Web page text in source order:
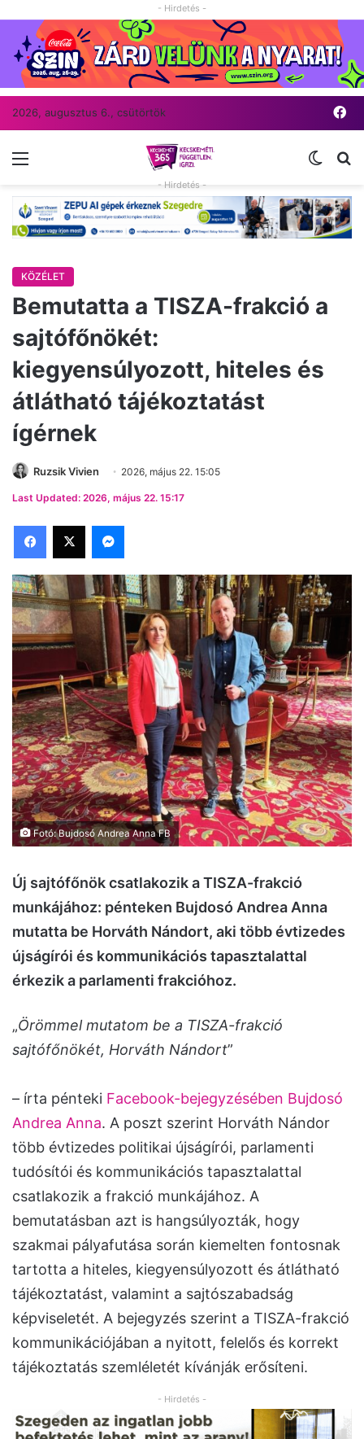
- Hirdetés -
2026, augusztus 6., csütörtök
Menü
- Hirdetés -
KÖZÉLET
Bemutatta a TISZA-frakció a
sajtófőnökét:
kiegyensúlyozott, hiteles és
átlátható tájékoztatást
ígérnek
Ruzsik Vivien 2026, május 22. 15:05
Last Updated: 2026, május 22. 15:17
Facebook
X Messenger
Fotó: Bujdosó Andrea Anna FB
Új sajtófőnök csatlakozik a TISZA-frakció
munkájához: pénteken Bujdosó Andrea Anna
mutatta be Horváth Nándort, aki több évtizedes
újságírói és kommunikációs tapasztalattal
érkezik a parlamenti frakcióhoz.
„Örömmel mutatom be a TISZA-frakció
sajtófőnökét, Horváth Nándort”
– írta pénteki Facebook-bejegyzésében Bujdosó
Andrea Anna. A poszt szerint Horváth Nándor
több évtizedes politikai újságírói, parlamenti
tudósítói és kommunikációs tapasztalattal
csatlakozik a frakció munkájához. A
bemutatásban azt is hangsúlyozták, hogy
szakmai pályafutása során kiemelten fontosnak
tartotta a hiteles, kiegyensúlyozott és átlátható
tájékoztatást, valamint a sajtószabadság
képviseletét. A bejegyzés szerint a TISZA-frakció
kommunikációjában a nyitott, felelős és korrekt
tájékoztatás szemléletét kívánják erősíteni.
- Hirdetés -